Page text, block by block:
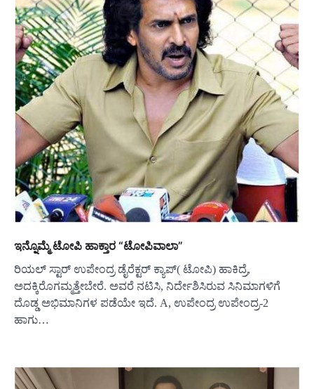
ಇನ್ನೊಮ್ಮೆ ಟೋಪಿ ಹಾಕ್ತಾರ “ಟೋಪಿವಾಲಾ”
ರಿಯಲ್ ಸ್ಟಾರ್ ಉಪೇಂದ್ರ ಡೈರೆಕ್ಟರ್ ಕ್ಯಾಪ್( ಟೋಪಿ) ಹಾಕಿದ್ರೆ,
ಅದಕ್ಕಿರೊಗಮ್ಮತ್ತೇಬೇರೆ. ಅವರೆ ನಟಿಸಿ, ನಿರ್ದೇಶಿಸಿರುವ ಸಿನಿಮಾಗಳಿಗೆ
ದೊಡ್ಡ ಅಭಿಮಾನಿಗಳ ಪಡೆಯೇ ಇದೆ. A, ಉಪೇಂದ್ರ ಉಪೇಂದ್ರ-2
ಹಾಗು…